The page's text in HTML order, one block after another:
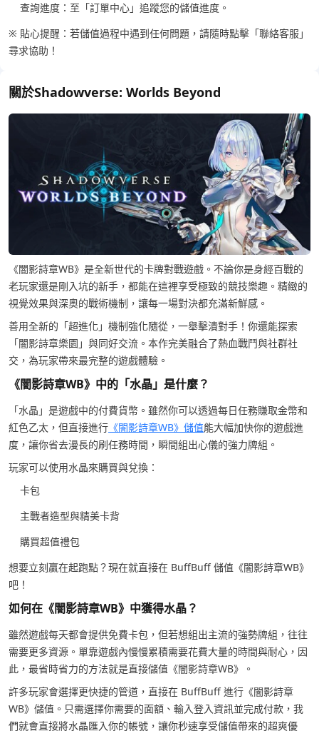
查詢進度：至「訂單中心」追蹤您的儲值進度。
※ 貼心提醒：若儲值過程中遇到任何問題，請隨時點擊「聯絡客服」
尋求協助！
關於Shadowverse: Worlds Beyond
《闇影詩章WB》是全新世代的卡牌對戰遊戲。不論你是身經百戰的
老玩家還是剛入坑的新手，都能在這裡享受極致的競技樂趣。精緻的
視覺效果與深奧的戰術機制，讓每一場對決都充滿新鮮感。
善用全新的「超進化」機制強化隨從，一舉擊潰對手！你還能探索
「闇影詩章樂園」與同好交流。本作完美融合了熱血戰鬥與社群社
交，為玩家帶來最完整的遊戲體驗。
《闇影詩章WB》中的「水晶」是什麼？
「水晶」是遊戲中的付費貨幣。雖然你可以透過每日任務賺取金幣和
紅色乙太，但直接進行 《闇影詩章WB》儲值能大幅加快你的遊戲進
度，讓你省去漫長的刷任務時間，瞬間組出心儀的強力牌組。
玩家可以使用水晶來購買與兌換：
卡包
主戰者造型與精美卡背
購買超值禮包
想要立刻贏在起跑點？現在就直接在 BuffBuff 儲值《闇影詩章WB》
吧！
如何在《闇影詩章WB》中獲得水晶？
雖然遊戲每天都會提供免費卡包，但若想組出主流的強勢牌組，往往
需要更多資源。單靠遊戲內慢慢累積需要花費大量的時間與耐心，因
此，最省時省力的方法就是直接儲值《闇影詩章WB》。
許多玩家會選擇更快捷的管道，直接在 BuffBuff 進行《闇影詩章
WB》儲值。只需選擇你需要的面額、輸入登入資訊並完成付款，我
們就會直接將水晶匯入你的帳號，讓你秒速享受儲值帶來的超爽優